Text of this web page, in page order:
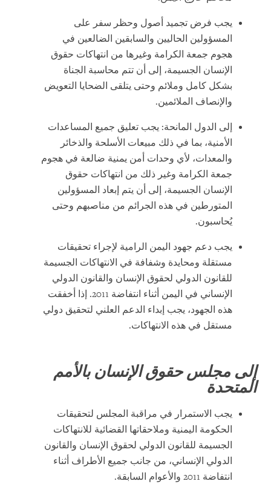
يجب فرض تجميد أصول وحظر سفر على
المسؤولين الحاليين والسابقين الضالعين في
هجوم جمعة الكرامة وغيرها من انتهاكات حقوق
الإنسان الجسيمة، إلى أن تتم محاسبة الجناة
بشكل كامل وملائم وحتى يتلقى الضحايا التعويض
والإنصاف الملائمين.
إلى الدول المانحة: يجب تعليق جميع المساعدات
الأمنية، بما في ذلك مبيعات الأسلحة والذخائر
والمعدات، لأي وحدات أمن يمنية ضالعة في هجوم
جمعة الكرامة وغير ذلك من انتهاكات حقوق
الإنسان الجسيمة، إلى أن يتم إبعاد المسؤولين
المتورطين في هذه الجرائم من مناصبهم وحتى
يُحاسبون.
يجب دعم جهود اليمن الرامية لإجراء تحقيقات
مستقلة ومحايدة وشفافة في الانتهاكات الجسيمة
للقانون الدولي لحقوق الإنسان والقانون الدولي
الإنساني في اليمن أثناء انتفاضة 2011. إذا أخفقت
هذه الجهود، يجب إبداء الدعم العلني لتحقيق دولي
مستقل في هذه الانتهاكات.
إلى مجلس حقوق الإنسان بالأمم
المتحدة
يجب الاستمرار في مراقبة المجلس لتحقيقات
الحكومة اليمنية وملاحقاتها القضائية للانتهاكات
الجسيمة للقانون الدولي لحقوق الإنسان والقانون
الدولي الإنساني، من جانب جميع الأطراف أثناء
انتفاضة 2011 والأعوام السابقة.